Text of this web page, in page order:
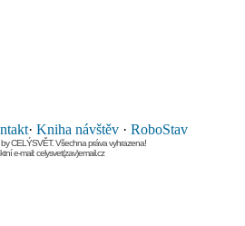
· Kniha návštěv · RoboStav
CELÝSVĚT. Všechna práva vyhrazena!
e-mail: celysvet(zav)email.cz